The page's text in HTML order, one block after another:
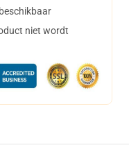
niet wordt